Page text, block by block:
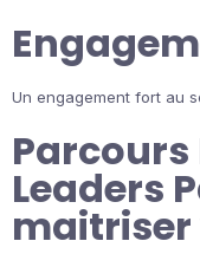
Un engagement fort au
Leaders